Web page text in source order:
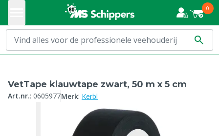
0
VetTape klauwtape zwart, 50 m x 5 cm
Art.nr.: 0605977Merk: Kerbl